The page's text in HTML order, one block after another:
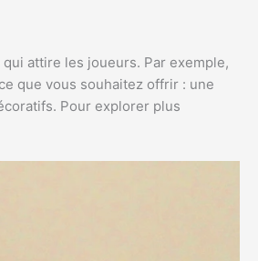
attire les joueurs. Par exemple,
que vous souhaitez offrir : une
Pour explorer plus